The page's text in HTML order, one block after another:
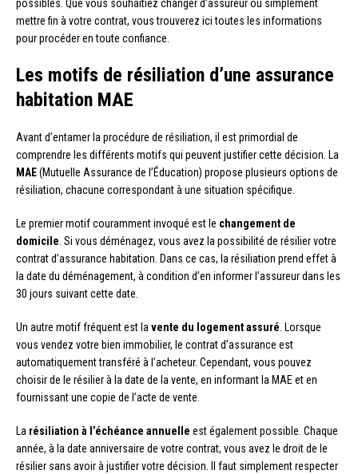
possibles. Que vous souhaitiez changer d’assureur ou simplement
mettre fin à votre contrat, vous trouverez ici toutes les informations
pour procéder en toute confiance.
Les motifs de résiliation d’une assurance
habitation MAE
Avant d’entamer la procédure de résiliation, il est primordial de
comprendre les différents motifs qui peuvent justifier cette décision. La
MAE(Mutuelle Assurance de l’Éducation) propose plusieurs options de
résiliation, chacune correspondant à une situation spécifique.
Le premier motif couramment invoqué est le changement de
domicile . Si vous déménagez, vous avez la possibilité de résilier votre
contrat d’assurance habitation. Dans ce cas, la résiliation prend effet à
la date du déménagement, à condition d’en informer l’assureur dans les
30 jours suivant cette date.
Un autre motif fréquent est la vente du logement assuré . Lorsque
vous vendez votre bien immobilier, le contrat d’assurance est
automatiquement transféré à l’acheteur. Cependant, vous pouvez
choisir de le résilier à la date de la vente, en informant la MAE et en
fournissant une copie de l’acte de vente.
La résiliation à l’échéance annuelle est également possible. Chaque
année, à la date anniversaire de votre contrat, vous avez le droit de le
résilier sans avoir à justifier votre décision. Il faut simplement respecter